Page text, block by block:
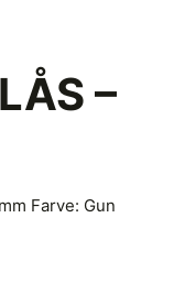
–
Farve: Gun